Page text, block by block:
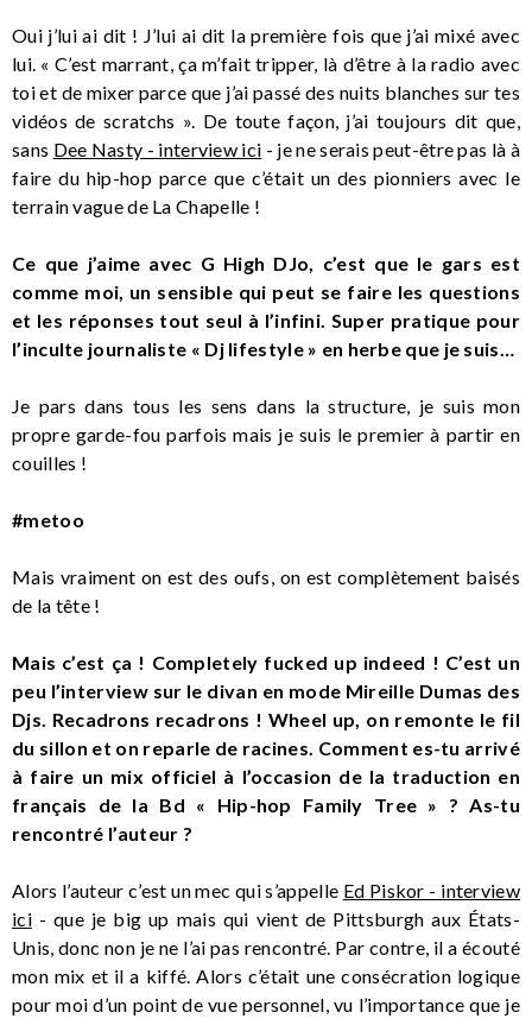
Oui j’lui ai dit ! J’lui ai dit la première fois que j’ai mixé avec
lui. « C’est marrant, ça m’fait tripper, là d’être à la radio avec
toi et de mixer parce que j’ai passé des nuits blanches sur tes
vidéos de scratchs ». De toute façon, j’ai toujours dit que,
sans Dee Nasty - interview ici - je ne serais peut-être pas là à
faire du hip-hop parce que c’était un des pionniers avec le
terrain vague de La Chapelle !
Ce que j’aime avec G High DJo, c’est que le gars est
comme moi, un sensible qui peut se faire les questions
et les réponses tout seul à l’infini. Super pratique pour
l’inculte journaliste « Dj lifestyle » en herbe que je suis…
Je pars dans tous les sens dans la structure, je suis mon
propre garde-fou parfois mais je suis le premier à partir en
couilles !
#metoo
Mais vraiment on est des oufs, on est complètement baisés
de la tête !
Mais c’est ça ! Completely fucked up indeed ! C’est un
peu l’interview sur le divan en mode Mireille Dumas des
Djs. Recadrons recadrons ! Wheel up, on remonte le fil
du sillon et on reparle de racines. Comment es-tu arrivé
à faire un mix officiel à l’occasion de la traduction en
français de la Bd « Hip-hop Family Tree » ? As-tu
rencontré l’auteur ?
Alors l’auteur c’est un mec qui s’appelle Ed Piskor - interview
ici- que je big up mais qui vient de Pittsburgh aux États-
Unis, donc non je ne l’ai pas rencontré. Par contre, il a écouté
mon mix et il a kiffé. Alors c’était une consécration logique
pour moi d’un point de vue personnel, vu l’importance que je